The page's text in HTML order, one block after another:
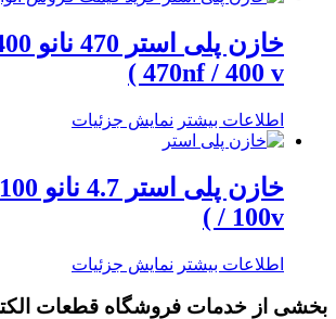
470nf / 400 v )
اطلاعات بیشتر نمایش جزئیات
/ 100v )
اطلاعات بیشتر نمایش جزئیات
بخشی از خدمات فروشگاه قطعات